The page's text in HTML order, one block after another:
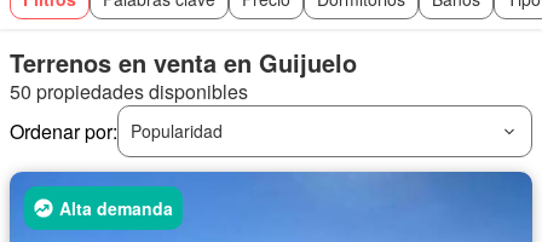
Terrenos en venta en Guijuelo
50 propiedades disponibles
Ordenar por:
Popularidad
Alta demanda